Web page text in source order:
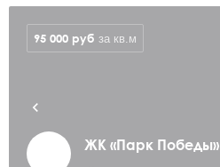
ЖК «Парк Победы»
95 000 руб за кв.м